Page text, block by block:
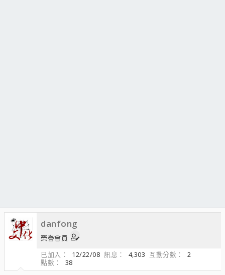
danfong
榮譽會員
已加入
12/22/08 訊息 4,303 互動分數
2
點數
38